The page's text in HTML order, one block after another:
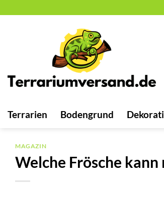
Terrarien Bodengrund
MAGAZIN
Welche Frösche